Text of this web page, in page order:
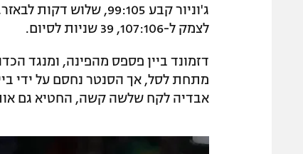
ג'וניור קבע 99:105,
לצמק ל-107:106, 39 שניות לסיום.
דזמונד ביין פספס מהפינה, ומנגד
אבדיה לקח שלשה קשה, החטיא גם